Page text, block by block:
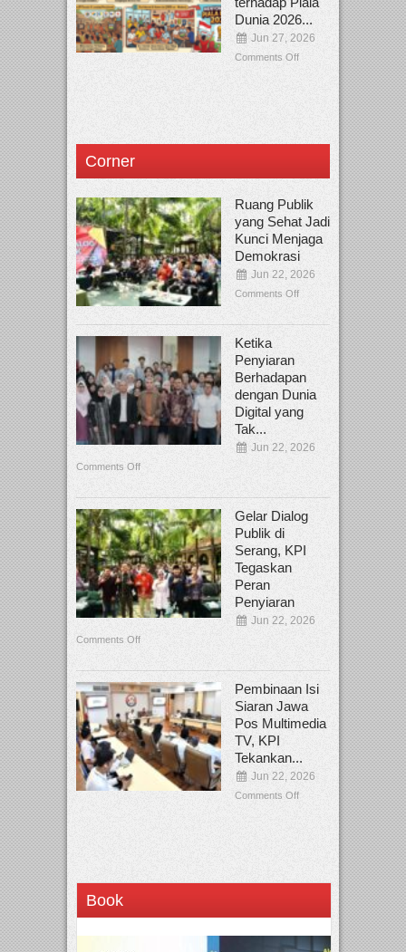
Dunia 2026...
Jun 27, 2026
Comments Off
Corner
Ruang Publik
yang Sehat Jadi
Kunci Menjaga
Demokrasi
Jun 22, 2026
Comments Off
Ketika
Penyiaran
Berhadapan
dengan Dunia
Digital yang
Tak...
Jun 22, 2026
Comments Off
Gelar Dialog
Publik di
Serang, KPI
Tegaskan
Peran
Penyiaran
Jun 22, 2026
Comments Off
Pembinaan Isi
Siaran Jawa
Pos Multimedia
TV, KPI
Tekankan...
Jun 22, 2026
Comments Off
Book